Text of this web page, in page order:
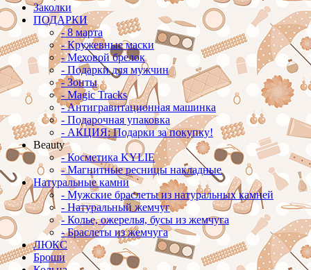
Заколки
ПОДАРКИ
-8 марта
-Кружевные маски
-Меховой брелок
- Подарки для мужчин
-Зонты
-Magic Tracks
-Антигравитационная машинка
- Подарочная упаковка
- АКЦИЯ: Подарки за покупку!
Beauty
-Косметика KYLIE
-Магнитные ресницы накладные
Натуральные камни
- Мужские браслеты из натуральных камней
- Натуральный жемчуг
- Колье, ожерелья, бусы из жемчуга
-Браслеты из жемчуга
ЛЮКС
Броши